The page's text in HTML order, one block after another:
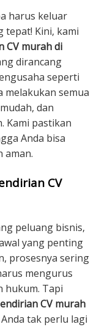
harus keluar
tepat! Kini, kami
CV murah di
dirancang
seperti
melakukan semua
dan
Kami pastikan
Anda bisa
aman.
CV
peluang bisnis,
yang penting
prosesnya sering
mengurus
hukum. Tapi
CV murah
Anda tak perlu lagi